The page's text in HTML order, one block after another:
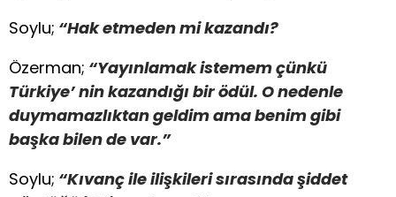
Soylu; “Hak etmeden mi kazandı?
Özerman; “Yayınlamak istemem çünkü
Türkiye’ nin kazandığı bir ödül. O nedenle
duymamazlıktan geldim ama benim gibi
başka bilen de var.”
Soylu; “Kıvanç ile ilişkileri sırasında şiddet